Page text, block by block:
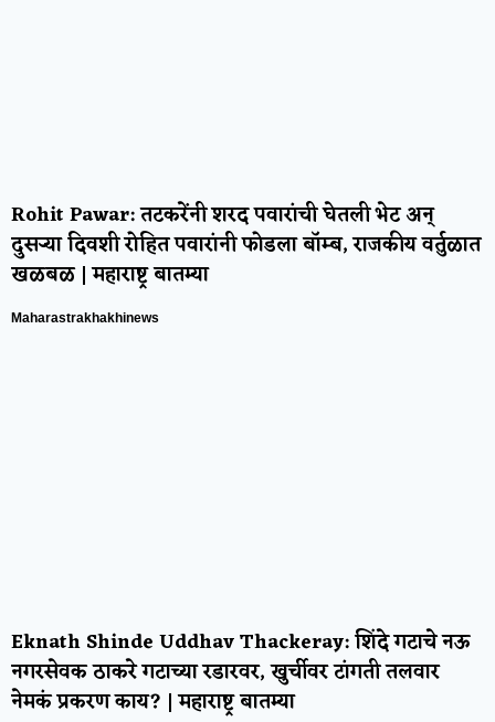
Rohit Pawar: तटकरेंनी शरद पवारांची घेतली भेट अन्
दुसऱ्या दिवशी रोहित पवारांनी फोडला बॉम्ब, राजकीय वर्तुळात
खळबळ | महाराष्ट्र बातम्या
Maharastrakhakhinews
Eknath Shinde Uddhav Thackeray: शिंदे गटाचे नऊ
नगरसेवक ठाकरे गटाच्या रडारवर, खुर्चीवर टांगती तलवार
नेमकं प्रकरण काय? | महाराष्ट्र बातम्या